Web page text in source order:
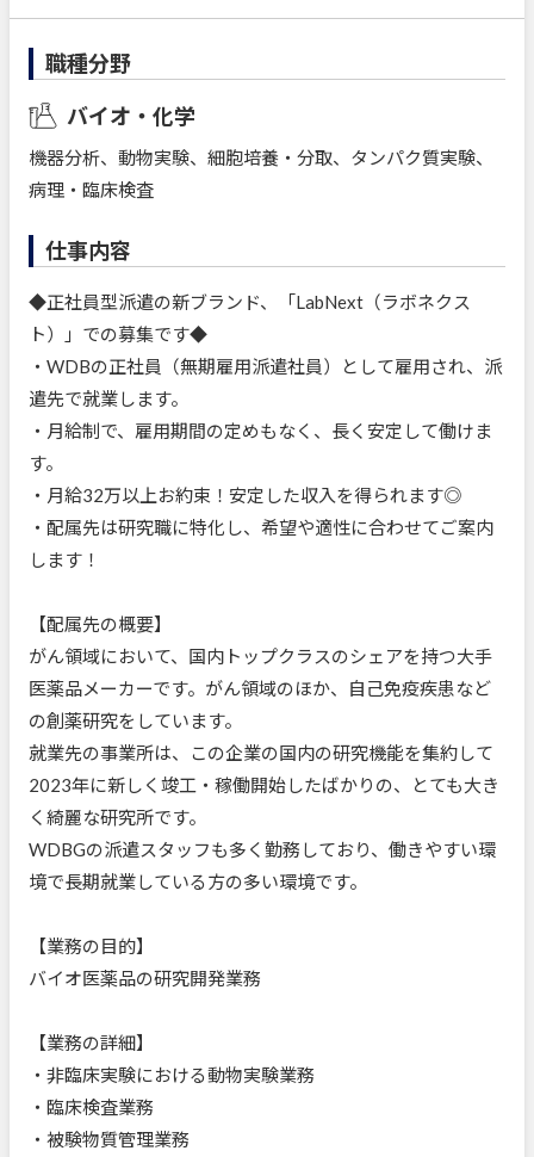
職種分野
バイオ・化学
機器分析、動物実験、細胞培養・分取、タンパク質実験、
病理・臨床検査
仕事内容
◆正社員型派遣の新ブランド、「LabNext（ラボネクス
ト）」での募集です◆
・WDBの正社員（無期雇用派遣社員）として雇用され、派
遣先で就業します。
・月給制で、雇用期間の定めもなく、長く安定して働けま
す。
・月給32万以上お約束！安定した収入を得られます◎
・配属先は研究職に特化し、希望や適性に合わせてご案内
します！
【配属先の概要】
がん領域において、国内トップクラスのシェアを持つ大手
医薬品メーカーです。がん領域のほか、自己免疫疾患など
の創薬研究をしています。
就業先の事業所は、この企業の国内の研究機能を集約して
2023年に新しく竣工・稼働開始したばかりの、とても大き
く綺麗な研究所です。
WDBGの派遣スタッフも多く勤務しており、働きやすい環
境で長期就業している方の多い環境です。
【業務の目的】
バイオ医薬品の研究開発業務
【業務の詳細】
・非臨床実験における動物実験業務
・臨床検査業務
・被験物質管理業務